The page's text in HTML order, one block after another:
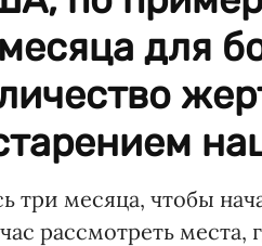
для
три месяца, чтобы
рассмотреть места,